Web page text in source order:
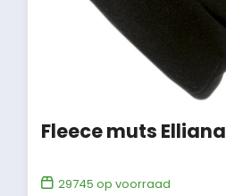
29745 op voorraad